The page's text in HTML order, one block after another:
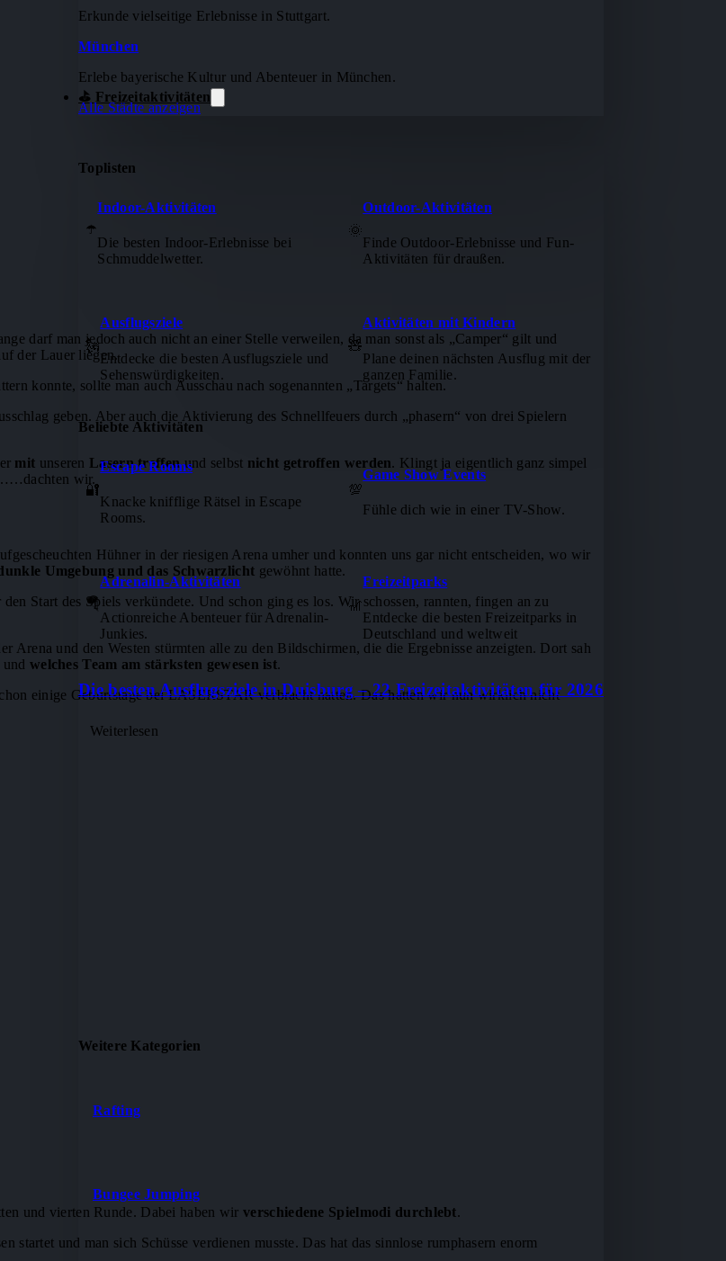
Erkunde vielseitige Erlebnisse in Stuttgart.
München
Erlebe bayerische Kultur und Abenteuer in München.
Alle Städte anzeigen
⛳ Freizeitaktivitäten
Toplisten
Indoor-Aktivitäten
Die besten Indoor-Erlebnisse bei
Schmuddelwetter.
☂️
Outdoor-Aktivitäten
Finde Outdoor-Erlebnisse und Fun-
Aktivitäten für draußen.
🌞
Ausflugsziele
Entdecke die besten Ausflugsziele und
Sehenswürdigkeiten.
🗽
Aktivitäten mit Kindern
Plane deinen nächsten Ausflug mit der
ganzen Familie.
🧸
Beliebte Aktivitäten
Escape Rooms
Knacke knifflige Rätsel in Escape
Rooms.
🔐
Game Show Events
Fühle dich wie in einer TV-Show.
💯
Adrenalin-Aktivitäten
Actionreiche Abenteuer für Adrenalin-
Junkies.
🪂
Freizeitparks
Entdecke die besten Freizeitparks in
Deutschland und weltweit
🎢
Die besten Ausflugsziele in Duisburg – 22 Freizeitaktivitäten für 2026
Weiterlesen
Weitere Kategorien
Rafting
Bungee Jumping
darf man jedoch auch nicht an einer Stelle verweilen, da man sonst als „Camper“ gilt und
der Lauer liegen.
konnte, sollte man auch Ausschau nach sogenannten „Targets“ halten.
geben. Aber auch die Aktivierung des Schnellfeuers durch „phasern“ von drei Spielern
mit unseren Lasern treffenund selbst nicht getroffen werden. Klingt ja eigentlich ganz simpel
wir.
Hühner in der riesigen Arena umher und konnten uns gar nicht entscheiden, wo wir
Umgebung und das Schwarzlicht gewöhnt hatte.
Start des Spiels verkündete. Und schon ging es los. Wir schossen, rannten, fingen an zu
und den Westen stürmten alle zu den Bildschirmen, die die Ergebnisse anzeigten. Dort sah
welches Team am stärksten gewesen ist.
einige Geburtstage bei LASERSTAR verbracht hatten. Das hatten wir nun wirklich nicht
und vierten Runde. Dabei haben wirverschiedene Spielmodi durchlebt.
und man sich Schüsse verdienen musste. Das hat das sinnlose rumphasern enorm